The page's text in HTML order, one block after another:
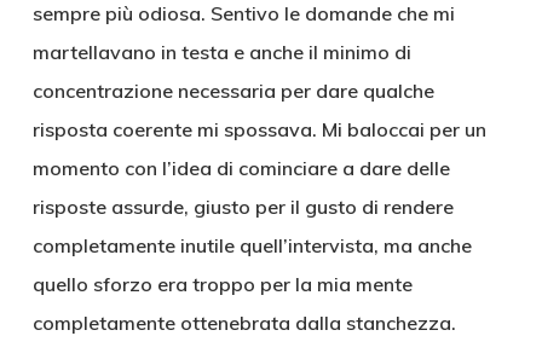
sempre più odiosa. Sentivo le domande che mi
martellavano in testa e anche il minimo di
concentrazione necessaria per dare qualche
risposta coerente mi spossava. Mi baloccai per un
momento con l’idea di cominciare a dare delle
risposte assurde, giusto per il gusto di rendere
completamente inutile quell’intervista, ma anche
quello sforzo era troppo per la mia mente
completamente ottenebrata dalla stanchezza.